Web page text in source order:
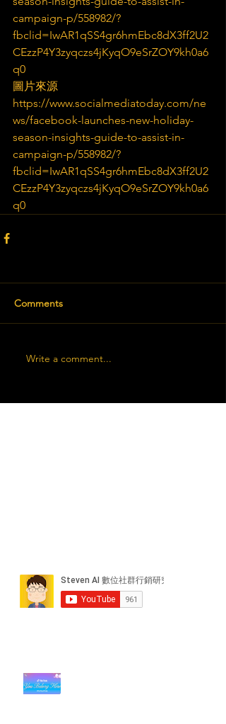
campaign-p/558982/?
fbclid=IwAR1qSS4gr6hmEbc8dX3ff2U2
CEzzP4Y3zyqczs4jKyqO9eSrZOY9kh0a6
q0
圖片來源
https://www.socialmediatoday.com/ne
ws/facebook-launches-new-holiday-
season-insights-guide-to-assist-in-
campaign-p/558982/?
fbclid=IwAR1qSS4gr6hmEbc8dX3ff2U2
CEzzP4Y3zyqczs4jKyqO9eSrZOY9kh0a6
q0
Comments
Write a comment...